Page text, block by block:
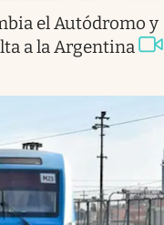
el Autódromo y
a la Argentina